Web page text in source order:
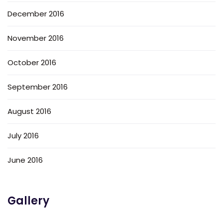
December 2016
November 2016
October 2016
September 2016
August 2016
July 2016
June 2016
Gallery